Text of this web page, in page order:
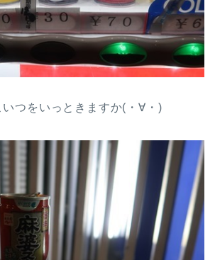
いつをいっときますか(・∀・)